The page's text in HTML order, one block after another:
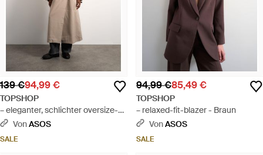
139 €94,99 €
TOPSHOP
– eleganter, schlichter oversize-
trenchcoat mit tiefem
VonASOS
SALE
94,99 €85,49 €
TOPSHOP
– relaxed-fit-blazer - Braun
VonASOS
SALE